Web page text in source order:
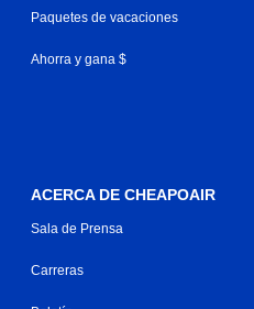
Paquetes de vacaciones
Ahorra y gana $
ACERCA DE CHEAPOAIR
Sala de Prensa
Carreras